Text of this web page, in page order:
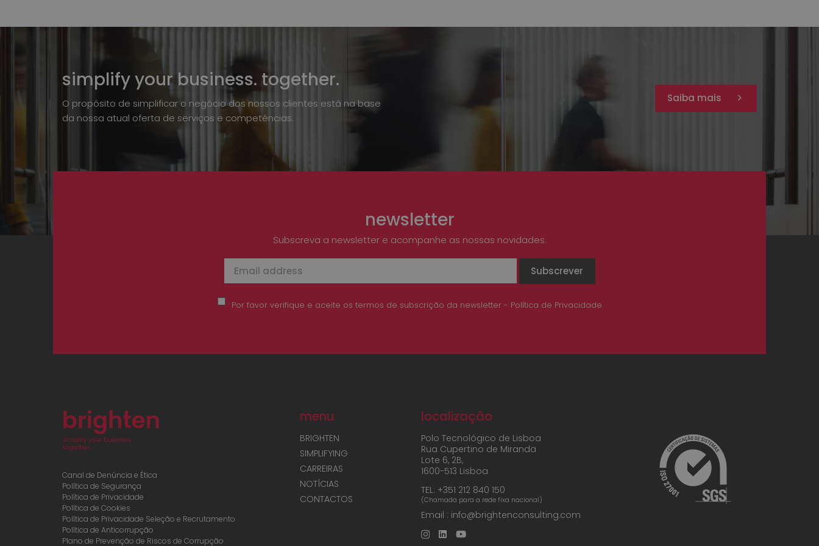
simplify your business. together.
O propósito de simplificar o negócio dos nossos clientes está na base
da nossa atual oferta de serviços e competências.
Saiba mais
newsletter
Subscreva a newsletter e acompanhe as nossas novidades.
Por favor verifique e aceite os termos de subscrição da newsletter - Política de Privacidade
Canal de Denúncia e Ética
Política de Segurança
Política de Privacidade
Política de Cookies
Política de Privacidade Seleção e Recrutamento
Política de Anticorrupção
Plano de Prevenção de Riscos de Corrupção
menu
BRIGHTEN
SIMPLIFYING
CARREIRAS
NOTÍCIAS
CONTACTOS
localização
Polo Tecnológico de Lisboa
Rua Cupertino de Miranda
Lote 6, 2B,
1600-513 Lisboa
TEL: +351 212 840 150
(Chamada para a rede fixa nacional)
Email : info@brightenconsulting.com